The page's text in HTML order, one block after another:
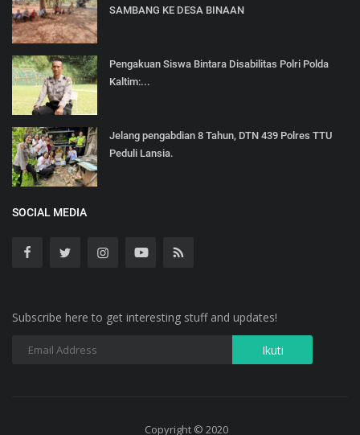
SAMBANG KE DESA BINAAN
Pengakuan Siswa Bintara Disabilitas Polri Polda
Kaltim:...
Jelang pengabdian 8 Tahun, DTN 439 Polres TTU
Peduli Lansia.
SOCIAL MEDIA
Subscribe here to get interesting stuff and updates!
Copyright © 2020